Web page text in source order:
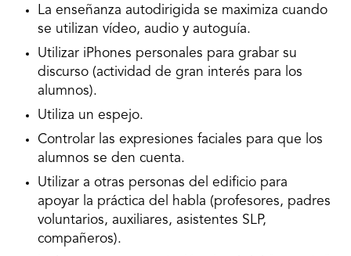
La enseñanza autodirigida se maximiza cuando
se utilizan vídeo, audio y autoguía.
Utilizar iPhones personales para grabar su
discurso (actividad de gran interés para los
alumnos).
Utiliza un espejo.
Controlar las expresiones faciales para que los
alumnos se den cuenta.
Utilizar a otras personas del edificio para
apoyar la práctica del habla (profesores, padres
voluntarios, auxiliares, asistentes SLP,
compañeros).